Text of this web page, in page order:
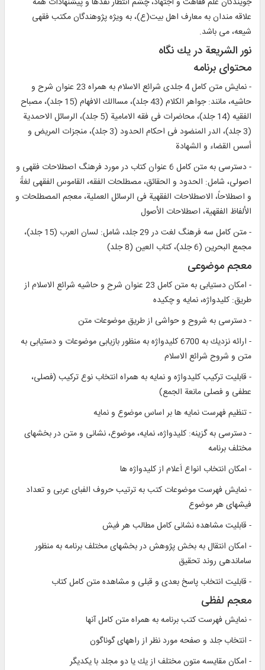
علاقه ‏مندان به معارف اهل بيت(ع)، به‏ ويژه پژوهندگان مكتب فقهى
شيعه، می‏ باشد.
نور الشريعة در يك نگاه‏
محتواى برنامه‏
- نمايش متن كامل 4 جلدى شرائع الاسلام به همراه 23 عنوان شرح و
حاشيه، مانند: جواهر الكلام (43 جلد)، مساالك الافهام (15 جلد)، مصباح
الفقيه (14 جلد)، محاضرات فى فقه الامامية (5 جلد)، الرسائل الاحمدية
(3 جلد)، الدر المنضود فى احكام الحدود (3 جلد)، منجزات المريض و
أسس القضاء و الشهادة
- دسترسى به متن كامل 6 عنوان كتاب در مورد فرهنگ اصطلاحات فقهى و
اصولى، شامل: الحدود و الحقائق، مصطلحات الفقه، القاموس الفقهى لغةً
و اصطلاحاً، الاصطلاحات الفقهية فى الرسائل العملية، معجم المصطلحات و
الألفاظ الفقهية، اصطلاحات الأصول‏
- متن كامل سه فرهنگ لغت در 29 جلد، شامل: لسان العرب (15 جلد)،
مجمع البحرين (6 جلد)، كتاب العين (8 جلد)
معجم موضوعى‏
- امكان دستيابى به متن كامل 23 عنوان شرح و حاشيه شرائع الاسلام از
طريق: كليدواژه، نمايه و چكيده‏
- دسترسى به شروح و حواشى از طريق موضوعات متن‏
- ارائه نزديك به 6700 كليدواژه به منظور بازيابى موضوعات و دستيابى به
متن و شروح شرائع الاسلام‏
- قابليت تركيب كليدواژه و نمايه به همراه انتخاب نوع تركيب (فصلى،
عطفى و فصلى مانعة الجمع)
- تنظيم فهرست نمايه‏ ها بر اساس موضوع و نمايه‏
- دسترسى به گزينه: كليدواژه، نمايه، موضوع، نشانى و متن در بخش‏هاى
مختلف برنامه‏
- امكان انتخاب انواع اَعلام از كليدواژه ‏ها
- نمايش فهرست موضوعات كتب به ترتيب حروف الفباى عربى و تعداد
فيش‏هاى هر موضوع‏
- قابليت مشاهده نشانى كامل مطالب هر فيش‏
- امكان انتقال به بخش پژوهش در بخش‏هاى مختلف برنامه به منظور
سامان‏دهى روند تحقيق‏
- قابليت انتخاب پاسخ بعدى و قبلى و مشاهده متن كامل كتاب‏
معجم لفظى‏
- نمايش فهرست كتب برنامه به همراه متن كامل آن‏ها
- انتخاب جلد و صفحه مورد نظر از راه‏هاى گوناگون‏
- امكان مقايسه متون مختلف از يك يا دو مجلد با يكديگر